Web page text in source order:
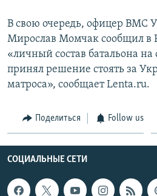
Все сайты Радио Азатутюн
В свою очередь, офицер ВМС
Мирослав Момчак сообщил в
«личный состав батальона
принял решение стоять за
матроса», сообщает Lenta.ru.
Поделиться Follow us
СОЦИАЛЬНЫЕ СЕТИ